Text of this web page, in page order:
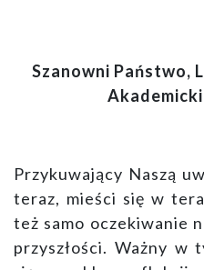
Szanowni Państwo,
Przykuwający Naszą
teraz, mieści się w
też samo oczekiwanie
przyszłości. Ważny w